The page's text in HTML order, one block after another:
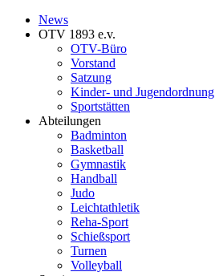
News
OTV 1893 e.v.
OTV-Büro
Vorstand
Satzung
Kinder- und Jugendordnung
Sportstätten
Abteilungen
Badminton
Basketball
Gymnastik
Handball
Judo
Leichtathletik
Reha-Sport
Schießsport
Turnen
Volleyball